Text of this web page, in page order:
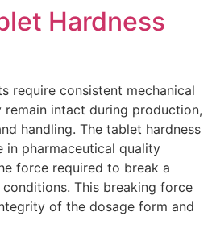
Hardness
require consistent mechanical
remain intact during production,
handling. The tablet hardness
in pharmaceutical quality
force required to break a
This breaking force
of the dosage form and